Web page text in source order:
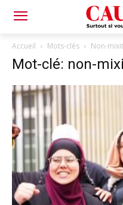
Accueil Mots-clés Non-
Mot-clé: non-